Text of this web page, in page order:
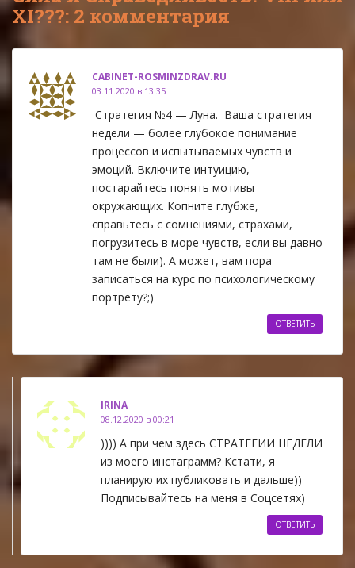
XI???: 2 комментария
CABINET-ROSMINZDRAV.RU
03.11.2020 в 13:35
Стратегия №4 — Луна. Ваша стратегия
недели — более глубокое понимание
процессов и испытываемых чувств и
эмоций. Включите интуицию,
постарайтесь понять мотивы
окружающих. Копните глубже,
справьтесь с сомнениями, страхами,
погрузитесь в море чувств, если вы давно
там не были). А может, вам пора
записаться на курс по психологическому
портрету?;)
ОТВЕТИТЬ
IRINA
08.12.2020 в 00:21
)))) А при чем здесь СТРАТЕГИИ НЕДЕЛИ
из моего инстаграмм? Кстати, я
планирую их публиковать и дальше))
Подписывайтесь на меня в Соцсетях)
ОТВЕТИТЬ